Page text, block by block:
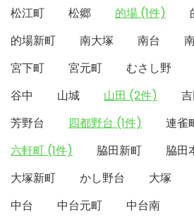
松江町
松郷 的場 (1件)
的場新町
南大塚 南台
宮下町
宮元町 むさし野
谷中
山城 山田 (2件)
芳野台
四都野台 (1件)
連雀
六軒町 (1件)
脇田新町 脇田
大塚新町
かし野台 大塚
中台
中台元町 中台南